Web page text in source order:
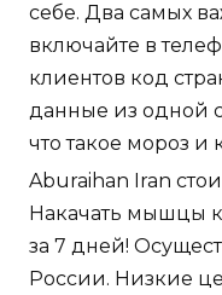
себе. Два самых
включайте в
клиентов код
данные из одной
что такое мороз и
Aburaihan Iran
Накачать мышцы
за 7 дней!
России. Низкие